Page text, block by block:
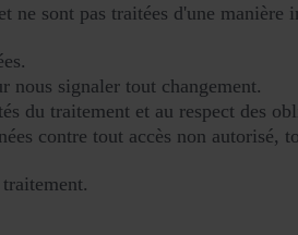
sont pas traitées d'une manière
nous signaler tout changement.
du traitement et au respect des
contre tout accès non autorisé,